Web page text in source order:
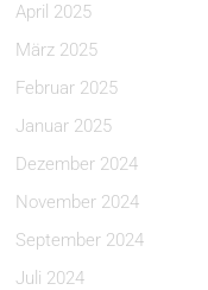
April 2025
März 2025
Februar 2025
Januar 2025
Dezember 2024
November 2024
September 2024
Juli 2024